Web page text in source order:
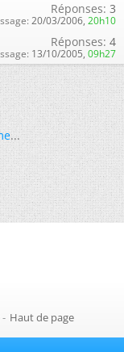
Réponses: 3
20/03/2006, 20h10
Réponses: 4
13/10/2005, 09h27
...
- Haut de page